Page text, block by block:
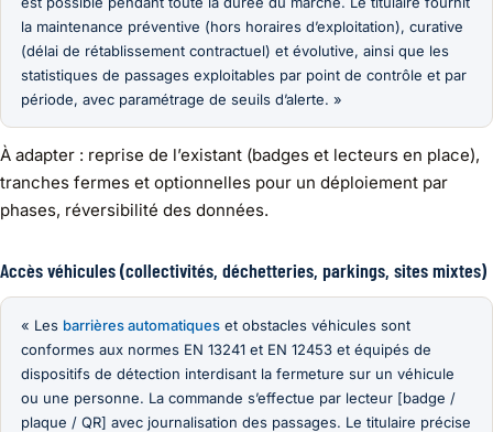
la maintenance préventive (hors horaires d’exploitation), curative
(délai de rétablissement contractuel) et évolutive, ainsi que les
statistiques de passages exploitables par point de contrôle et par
période, avec paramétrage de seuils d’alerte. »
À adapter : reprise de l’existant (badges et lecteurs en place),
tranches fermes et optionnelles pour un déploiement par
phases, réversibilité des données.
Accès véhicules (collectivités, déchetteries, parkings, sites mixtes)
« Les barrières automatiques et obstacles véhicules sont
conformes aux normes EN 13241 et EN 12453 et équipés de
dispositifs de détection interdisant la fermeture sur un véhicule
ou une personne. La commande s’effectue par lecteur [badge /
plaque / QR] avec journalisation des passages. Le titulaire précise